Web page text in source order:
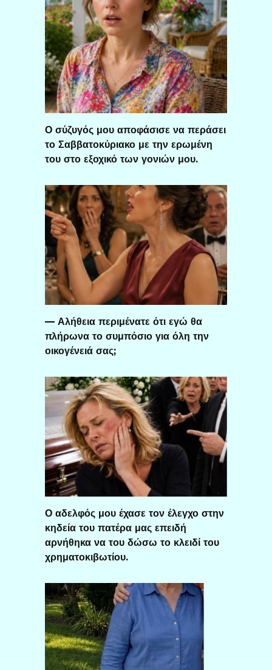
Ο σύζυγός μου αποφάσισε να περάσει
το Σαββατοκύριακο με την ερωμένη
του στο εξοχικό των γονιών μου.
— Αλήθεια περιμένατε ότι εγώ θα
πλήρωνα το συμπόσιο για όλη την
οικογένειά σας;
Ο αδελφός μου έχασε τον έλεγχο στην
κηδεία του πατέρα μας επειδή
αρνήθηκα να του δώσω το κλειδί του
χρηματοκιβωτίου.